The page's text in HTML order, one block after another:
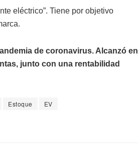
eléctrico”. Tiene por objetivo
de coronavirus. Alcanzó en
junto con una rentabilidad
Estoque
EV